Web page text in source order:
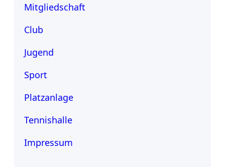
Mitgliedschaft
Club
Jugend
Sport
Platzanlage
Tennishalle
Impressum